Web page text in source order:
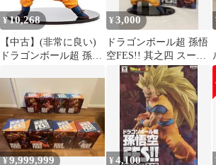
¥10,268
【中古】(非常に良い)
ドラゴンボール超 孫悟
ヤ人3孫悟空 単品
¥3,000
ドラゴンボール超 孫悟
空FES!! 其之四 スーパ
ーサイヤ人3 孫悟空
¥9,999,999 ¥4,100